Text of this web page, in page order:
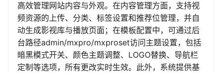
高效管理网站内容与外观。在内容管理方面，支持视
频资源的上传、分类、标签设置和推荐位管理，并自
动生成影视库与播放页面；在模板配置中，可通过后
台路径admin/mxpro/mxproset访问主题设置，包括
暗黑模式开关、颜色主题调整、LOGO替换、导航栏
定制等选项，所有更改实时生效。此外，系统提供基